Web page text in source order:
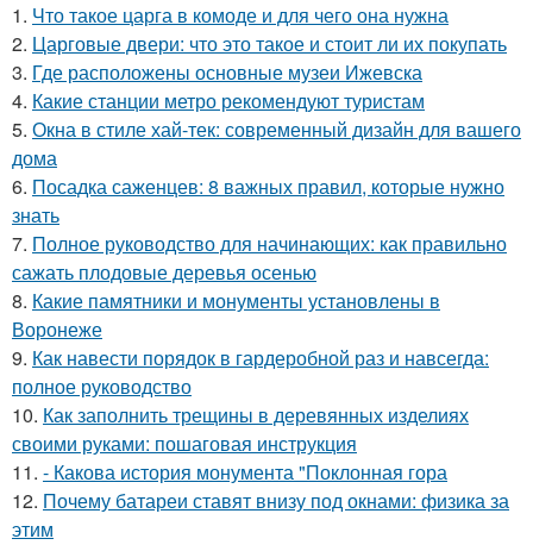
1. Что такое царга в комоде и для чего она нужна
2. Царговые двери: что это такое и стоит ли их покупать
3. Где расположены основные музеи Ижевска
4. Какие станции метро рекомендуют туристам
5. Окна в стиле хай-тек: современный дизайн для вашего
дома
6. Посадка саженцев: 8 важных правил, которые нужно
знать
7. Полное руководство для начинающих: как правильно
сажать плодовые деревья осенью
8. Какие памятники и монументы установлены в
Воронеже
9. Как навести порядок в гардеробной раз и навсегда:
полное руководство
10. Как заполнить трещины в деревянных изделиях
своими руками: пошаговая инструкция
11. - Какова история монумента "Поклонная гора
12. Почему батареи ставят внизу под окнами: физика за
этим